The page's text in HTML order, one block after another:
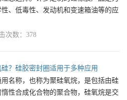
性、低毒性、发动机和变速箱油等的应
次数：378
？硅胶密封圈适用于多种应用
名称，也称为聚硅氧烷，是包括由硅
性合成化合物的聚合物，硅氧烷是交